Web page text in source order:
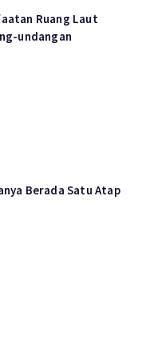
Ruang Laut
undangan
Berada Satu Atap